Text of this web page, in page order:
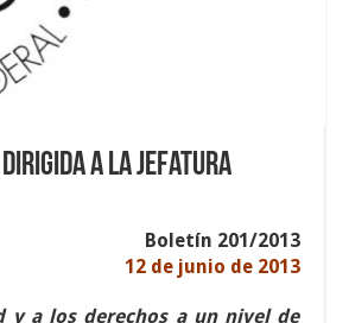
dirigida a la Jefatura
Boletín 201/2013
12 de junio de 2013
y a los derechos a un nivel de